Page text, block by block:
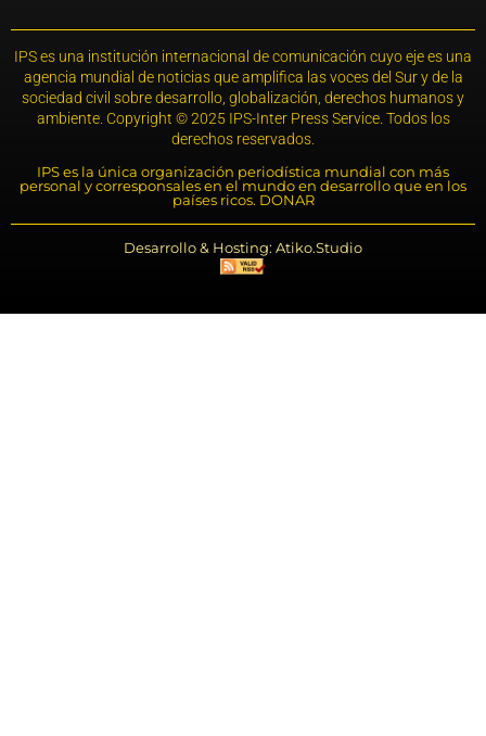
IPS es una institución internacional de comunicación cuyo eje es una
agencia mundial de noticias que amplifica las voces del Sur y de la
sociedad civil sobre desarrollo, globalización, derechos humanos y
ambiente. Copyright © 2025 IPS-Inter Press Service. Todos los
derechos reservados.
IPS es la única organización periodística mundial con más
personal y corresponsales en el mundo en desarrollo que en los
países ricos. DONAR
Desarrollo & Hosting: Atiko.Studio